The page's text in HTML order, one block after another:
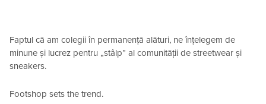
Faptul că am colegii în permanență alături, ne înțelegem de
minune și lucrez pentru „stâlp” al comunității de streetwear și
sneakers.
Footshop sets the trend.